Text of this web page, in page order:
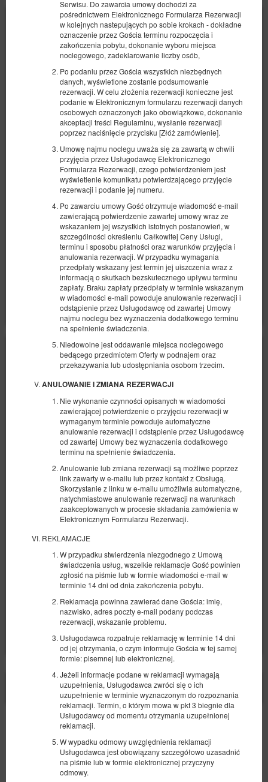
Serwisu. Do zawarcia umowy dochodzi za
pośrednictwem Elektronicznego Formularza Rezerwacji
w kolejnych nastepujących po sobie krokach - dokładne
oznaczenie przez Gościa terminu rozpoczęcia i
zakończenia pobytu, dokonanie wyboru miejsca
noclegowego, zadeklarowanie liczby osób,
Po podaniu przez Gościa wszystkich niezbędnych
danych, wyświetlone zostanie podsumowanie
rezerwacji. W celu złożenia rezerwacji konieczne jest
podanie w Elektronicznym formularzu rezerwacji danych
osobowych oznaczonych jako obowiązkowe, dokonanie
akceptacji treści Regulaminu, wysłanie rezerwacji
poprzez naciśnięcie przycisku [Złóż zamówienie].
Umowę najmu noclegu uważa się za zawartą w chwili
przyjęcia przez Usługodawcę Elektronicznego
Formularza Rezerwacji, czego potwierdzeniem jest
wyświetlenie komunikatu potwierdzającego przyjęcie
rezerwacji i podanie jej numeru.
Po zawarciu umowy Gość otrzymuje wiadomość e-mail
zawierającą potwierdzenie zawartej umowy wraz ze
wskazaniem jej wszystkich istotnych postanowień, w
szczególności określeniu Całkowitej Ceny Usługi,
terminu i sposobu płatności oraz warunków przyjęcia i
anulowania rezerwacji. W przypadku wymagania
przedpłaty wskazany jest termin jej uiszczenia wraz z
informacją o skutkach bezskutecznego upływu terminu
zapłaty. Braku zapłaty przedpłaty w terminie wskazanym
w wiadomości e-mail powoduje anulowanie rezerwacji i
odstąpienie przez Usługodawcę od zawartej Umowy
najmu noclegu bez wyznaczenia dodatkowego terminu
na spełnienie świadczenia.
Niedowolne jest oddawanie miejsca noclegowego
bedącego przedmiotem Oferty w podnajem oraz
przekazywania lub udostępniania osobom trzecim.
ANULOWANIE I ZMIANA REZERWACJI
Nie wykonanie czynności opisanych w wiadomości
zawierającej potwierdzenie o przyjęciu rezerwacji w
wymaganym terminie powoduje automatyczne
anulowanie rezerwacji i odstąpienie przez Usługodawcę
od zawartej Umowy bez wyznaczenia dodatkowego
terminu na spełnienie świadczenia.
Anulowanie lub zmiana rezerwacji są możliwe poprzez
link zawarty w e-mailu lub przez kontakt z Obsługą.
Skorzystanie z linku w e-mailu umożliwia automatyczne,
natychmiastowe anulowanie rezerwacji na warunkach
zaakceptowanych w procesie składania zamówienia w
Elektronicznym Formularzu Rezerwacji.
REKLAMACJE
W przypadku stwierdzenia niezgodnego z Umową
świadczenia usług, wszelkie reklamacje Gość powinien
zgłosić na piśmie lub w formie wiadomości e-mail w
terminie 14 dni od dnia zakończenia pobytu.
Reklamacja powinna zawierać dane Gościa: imię,
nazwisko, adres poczty e-mail podany podczas
rezerwacji, wskazanie problemu.
Usługodawca rozpatruje reklamację w terminie 14 dni
od jej otrzymania, o czym informuje Gościa w tej samej
formie: pisemnej lub elektronicznej.
Jeżeli informacje podane w reklamacji wymagają
uzupełnienia, Usługodawca zwróci się o ich
uzupełnienie w terminie wyznaczonym do rozpoznania
reklamacji. Termin, o którym mowa w pkt 3 biegnie dla
Usługodawcy od momentu otrzymania uzupełnionej
reklamacji.
W wypadku odmowy uwzględnienia reklamacji
Usługodawca jest obowiązany szczegółowo uzasadnić
na piśmie lub w formie elektronicznej przyczyny
odmowy.
Apartament Standard Double 2os
Dostępna liczba: 1
pow. 40,00 m
1 sypialnia
1 bardzo duże łóżko podwójne (King)
509,00 zł
2 osoby / 1 noc
Śniadanie Basen całoroczny
Parking
Udostępnij
Szczegóły Dostępność
Pokaż oferty
Studio Standard 4os
Dostępna liczba: 1
pow. 42,00 m
2 sypialnie
2 łóżka pojedyncze (Single), 1 bardzo duże łóżko podwójne (King)
4 osoby / 1 noc
Śniadanie Basen całoroczny
Parking
Udostępnij
Szczegóły Dostępność
Strona korzysta z plików cookie w celu realizacji usług zgodnie z
Polityką dotyczącą cookies. Możesz określić warunki
przechowywania lub dostępu do cookie w Twojej przeglądarce.
Bezpieczeństwo
Najwyższy poziom bezpieczeństwa zapewnia zgodność ze
standardem PCI DSS.
Wygoda